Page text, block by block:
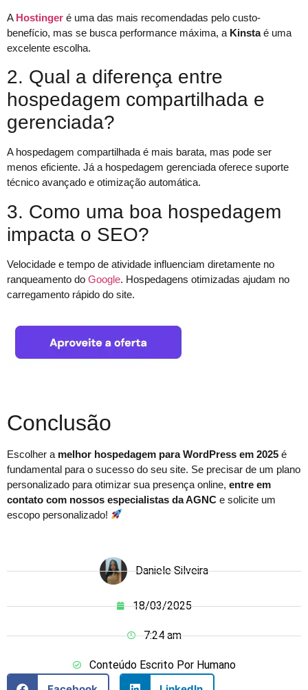
A Hostinger é uma das mais recomendadas pelo custo-
benefício, mas se busca performance máxima, a Kinstaé uma
excelente escolha.
2. Qual a diferença entre
hospedagem compartilhada e
gerenciada?
A hospedagem compartilhada é mais barata, mas pode ser
menos eficiente. Já a hospedagem gerenciada oferece suporte
técnico avançado e otimização automática.
3. Como uma boa hospedagem
impacta o SEO?
Velocidade e tempo de atividade influenciam diretamente no
ranqueamento do Google. Hospedagens otimizadas ajudam no
carregamento rápido do site.
Conclusão
Escolher a melhor hospedagem para WordPress em 2025 é
fundamental para o sucesso do seu site. Se precisar de um plano
personalizado para otimizar sua presença online, entre em
contato com nossos especialistas da AGNC e solicite um
escopo personalizado!
Daniele Silveira
18/03/2025
7:24 am
Conteúdo Escrito Por Humano